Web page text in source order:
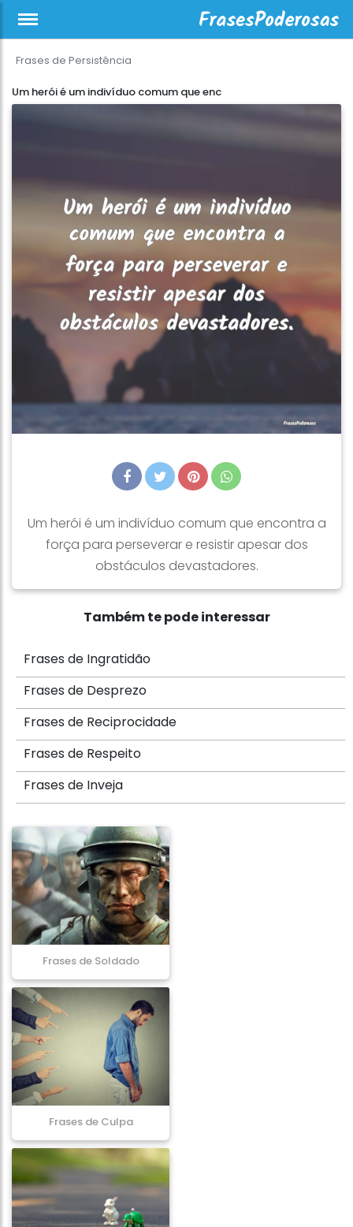
Frases de Persistência
Um herói é um indivíduo comum que enc
Um herói é um indivíduo comum que encontra a
força para perseverar e resistir apesar dos
obstáculos devastadores.
Também te pode interessar
Frases de Ingratidão
Frases de Desprezo
Frases de Reciprocidade
Frases de Respeito
Frases de Inveja
Frases de Soldado
Frases de Culpa